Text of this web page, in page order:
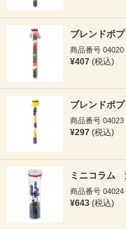
ブレンドポ
商品番号 04020
¥407 (税込)
ブレンドポ
商品番号 04023
¥297 (税込)
ミニコラム
商品番号 04024
¥643 (税込)